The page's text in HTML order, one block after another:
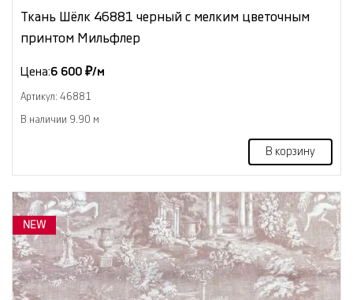
Ткань Шёлк 46881 черный с мелким цветочным
принтом Мильфлер
Цена:6 600 ₽/м
Артикул: 46881
В наличии 9.90 м
В корзину
NEW